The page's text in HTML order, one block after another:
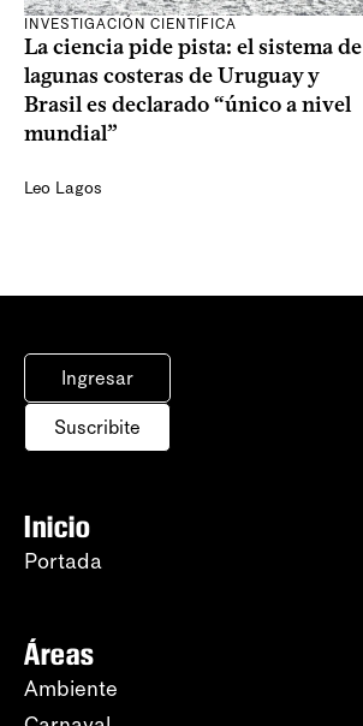
INVESTIGACIÓN CIENTÍFICA
La ciencia pide pista: el sistema de
lagunas costeras de Uruguay y
Brasil es declarado “único a nivel
mundial”
Leo Lagos
Ingresar
Suscribite
Inicio
Portada
Áreas
Ambiente